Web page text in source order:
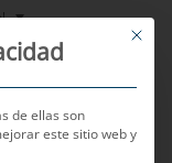
This
de ellas son
este sitio web y